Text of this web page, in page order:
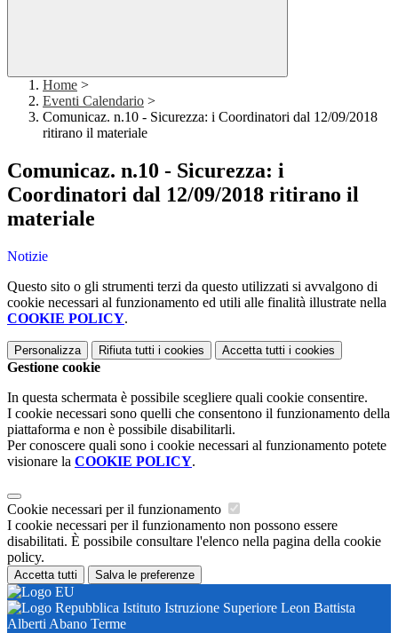
Home >
Eventi Calendario >
Comunicaz. n.10 - Sicurezza: i Coordinatori dal 12/09/2018
ritirano il materiale
Comunicaz. n.10 - Sicurezza: i
Coordinatori dal 12/09/2018 ritirano il
materiale
Notizie
Questo sito o gli strumenti terzi da questo utilizzati si avvalgono di
cookie necessari al funzionamento ed utili alle finalità illustrate nella
COOKIE POLICY.
Personalizza Rifiuta tutti i cookies Accetta tutti i cookies
Gestione cookie
In questa schermata è possibile scegliere quali cookie consentire.
I cookie necessari sono quelli che consentono il funzionamento della
piattaforma e non è possibile disabilitarli.
Per conoscere quali sono i cookie necessari al funzionamento potete
visionare la COOKIE POLICY.
Cookie necessari per il funzionamento
I cookie necessari per il funzionamento non possono essere
disabilitati. È possibile consultare l'elenco nella pagina della cookie
policy.
Accetta tutti Salva le preferenze
Istituto Istruzione Superiore Leon Battista
Alberti Abano Terme